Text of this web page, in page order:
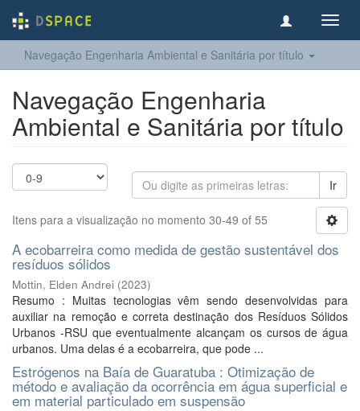
Navegação Engenharia Ambiental e Sanitária por título
Navegação Engenharia
Ambiental e Sanitária por título
Ir
Itens para a visualização no momento 30-49 of 55
A ecobarreira como medida de gestão sustentável dos
resíduos sólidos
Mottin, Elden Andrei (2023)
Resumo : Muitas tecnologias vêm sendo desenvolvidas para
auxiliar na remoção e correta destinação dos Resíduos Sólidos
Urbanos -RSU que eventualmente alcançam os cursos de água
urbanos. Uma delas é a ecobarreira, que pode ...
Estrógenos na Baía de Guaratuba : Otimização de
método e avaliação da ocorrência em água superficial e
em material particulado em suspensão